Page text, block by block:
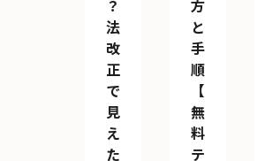
？
法
改
正
で
見
え
た
方
と
手
順
【
無
料
テ